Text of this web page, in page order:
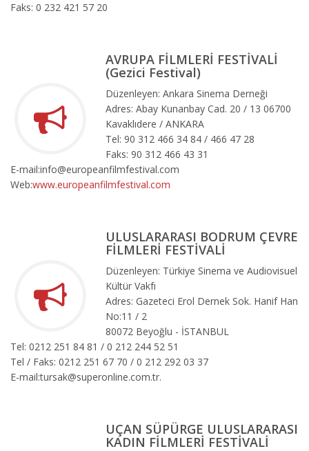
Faks: 0 232 421 57 20
AVRUPA FİLMLERİ FESTİVALİ
(Gezici Festival)
Düzenleyen: Ankara Sinema Derneği
Adres: Abay Kunanbay Cad. 20 / 13 06700
Kavaklıdere / ANKARA
Tel: 90 312 466 34 84 / 466 47 28
Faks: 90 312 466 43 31
E-mail:info@europeanfilmfestival.com
Web:www.europeanfilmfestival.com
ULUSLARARASI BODRUM ÇEVRE
FİLMLERİ FESTİVALİ
Düzenleyen: Türkiye Sinema ve Audiovisuel
Kültür Vakfı
Adres: Gazeteci Erol Dernek Sok. Hanif Han
No:11 / 2
80072 Beyoğlu - İSTANBUL
Tel: 0212 251 84 81 / 0 212 244 52 51
Tel / Faks: 0212 251 67 70 / 0 212 292 03 37
E-mail:tursak@superonline.com.tr.
UÇAN SÜPÜRGE ULUSLARARASI
KADIN FİLMLERİ FESTİVALİ